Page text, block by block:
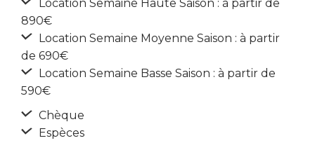
Location Semaine Haute Saison : à partir de
890€
Location Semaine Moyenne Saison : à partir
de 690€
Location Semaine Basse Saison : à partir de
590€
Chèque
Espèces